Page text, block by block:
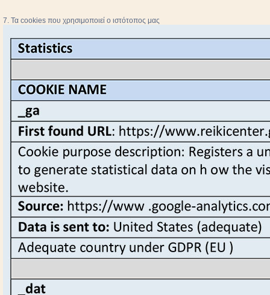
7. Τα cookies που χρησιμοποιεί ο ιστότοπος μας